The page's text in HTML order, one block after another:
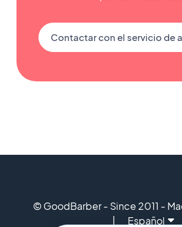
Contactar con el servicio de
© GoodBarber - Since 2011 -
Español